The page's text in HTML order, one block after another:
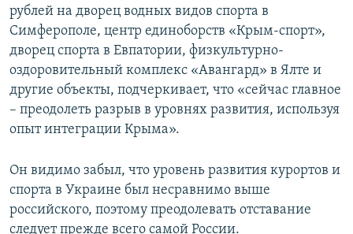
рублей на дворец водных видов спорта в
Симферополе, центр единоборств «Крым-спорт»,
дворец спорта в Евпатории, физкультурно-
оздоровительный комплекс «Авангард» в Ялте и
другие объекты, подчеркивает, что «сейчас главное
– преодолеть разрыв в уровнях развития, используя
опыт интеграции Крыма».
Он видимо забыл, что уровень развития курортов и
спорта в Украине был несравнимо выше
российского, поэтому преодолевать отставание
следует прежде всего самой России.